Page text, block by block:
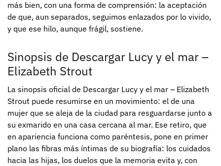
más bien, con una forma de comprensión: la aceptación
de que, aun separados, seguimos enlazados por lo vivido,
y que ese hilo, aunque frágil, sostiene.
Sinopsis de Descargar Lucy y el mar –
Elizabeth Strout
La sinopsis oficial de Descargar Lucy y el mar – Elizabeth
Strout puede resumirse en un movimiento: el de una
mujer que se aleja de la ciudad para resguardarse junto a
su exmarido en una casa cercana al mar. Ese retiro, que
en apariencia funciona como paréntesis, pone en primer
plano las fibras más íntimas de su biografía: los cuidados
hacia las hijas, los duelos que la memoria evita y, con